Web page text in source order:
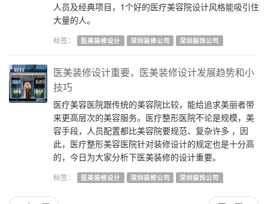
人员及经典项目，1个好的医疗美容院设计风格能吸引住
大量的人。
标签： 医美装修设计 深圳装修公司 深圳装饰公司
医美装修设计重要，医美装修设计发展趋势和小
技巧
医疗美容医院跟传统的美容院比较，能给追求美丽者带
来更高层次的美容服务。医疗整形医院不论是规模，美
容手段，人员配置都比美容院要规范、复杂许多 ，因
此，医疗整形美容医院针对装修设计的规定也是十分高
的，今日为大家分析下医美装修的设计重要。
标签： 医美装修设计 深圳装修公司 深圳装饰公司